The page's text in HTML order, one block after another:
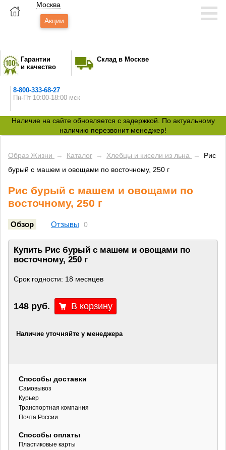
Москва
Акции
Гарантии
и качество
Склад в Москве
8-800-333-68-27
Пн-Пт 10:00-18:00 мск
Наличие на сайте обновляется с задержкой. По актуальному
наличию перезвонит менеджер!
Образ Жизни → Каталог → Хлебцы и кисели из льна →
Рис
бурый с машем и овощами по восточному, 250 г
Рис бурый с машем и овощами по
восточному, 250 г
Обзор Отзывы 0
Купить Рис бурый с машем и овощами по
восточному, 250 г
Срок годности: 18 месяцев
148 руб.
Наличие уточняйте у менеджера
Способы доставки
Самовывоз
Курьер
Транспортная компания
Почта России
Способы оплаты
Пластиковые карты